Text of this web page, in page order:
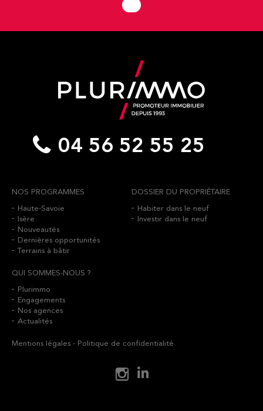
04 56 52 55 25
NOS PROGRAMMES
Haute-Savoie
Isère
Nouveautés
Dernières opportunités
Terrains à bâtir
DOSSIER DU PROPRIÉTAIRE
Habiter dans le neuf
Investir dans le neuf
QUI SOMMES-NOUS ?
Plurimmo
Engagements
Nos agences
Actualités
Mentions légales - Politique de confidentialité